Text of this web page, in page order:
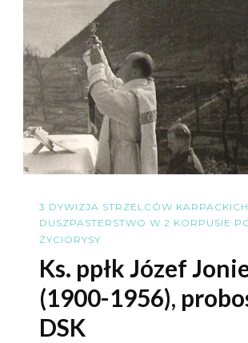
3 DYWIZJA STRZELCÓW KARPACKICH
DUSZPASTERSTWO W 2 KORPUSIE
ŻYCIORYSY
Ks. ppłk Józef
(1900-1956),
DSK